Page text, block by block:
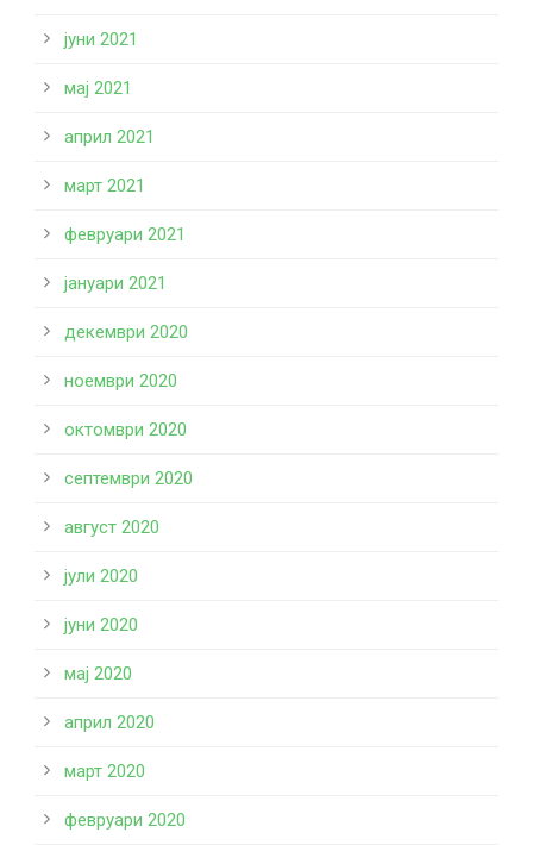
јуни 2021
мај 2021
април 2021
март 2021
февруари 2021
јануари 2021
декември 2020
ноември 2020
октомври 2020
септември 2020
август 2020
јули 2020
јуни 2020
мај 2020
април 2020
март 2020
февруари 2020